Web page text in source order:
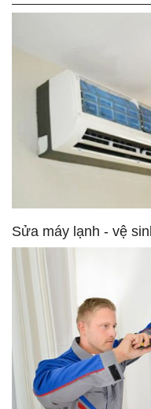
Sửa máy lạnh - vệ